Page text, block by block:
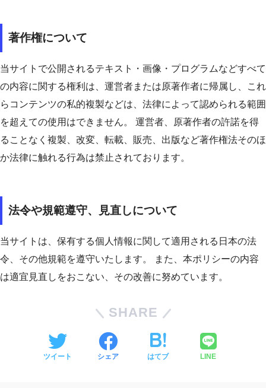
著作権について
当サイトで公開されるテキスト・画像・プログラムなどすべて
の内容に関する権利は、運営者または原著作者に帰属し、これ
らコンテンツの私的複製などは、法律によって認められる範囲
を超えての使用はできません。 運営者、原著作者の許諾を得
ることなく複製、改変、転載、販売、出版など著作権法そのほ
か法律に触れる行為は禁止されております。
法令や規範遵守、見直しについて
当サイトは、保有する個人情報に関して適用される日本の法
令、その他規範を遵守いたします。 また、本ポリシーの内容
は適宜見直しをおこない、その改善に努めています。
SHARE
ツイート シェア はてブ LINE